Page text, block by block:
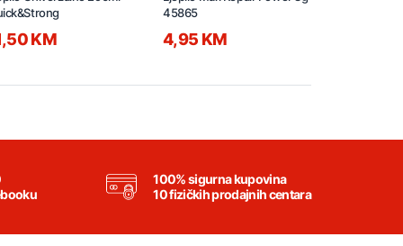
KM
45865
4,95 KM
100% sigurna kupovina
10 fizičkih prodajnih centara